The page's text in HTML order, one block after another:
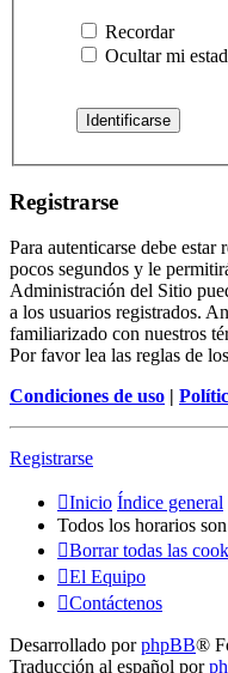
Recordar
Ocultar mi
Registrarse
Para autenticarse debe
pocos segundos y le
Administración del Sitio
a los usuarios registrados.
familiarizado con nuestros
Por favor lea las reglas de
Condiciones de uso |
Registrarse
Inicio Índice general
Todos los horarios son
Borrar todas las
El Equipo
Contáctenos
Desarrollado porphpBB®
Traducción al español por